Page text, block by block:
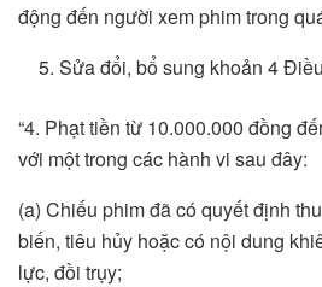
động đến người xem phim trong
Sửa đổi, bổ sung khoản 4
“4. Phạt tiền từ 10.000.000 đồng
với một trong các hành vi sau đây:
(a) Chiếu phim đã có quyết định
biến, tiêu hủy hoặc có nội dung
lực, đồi trụy;